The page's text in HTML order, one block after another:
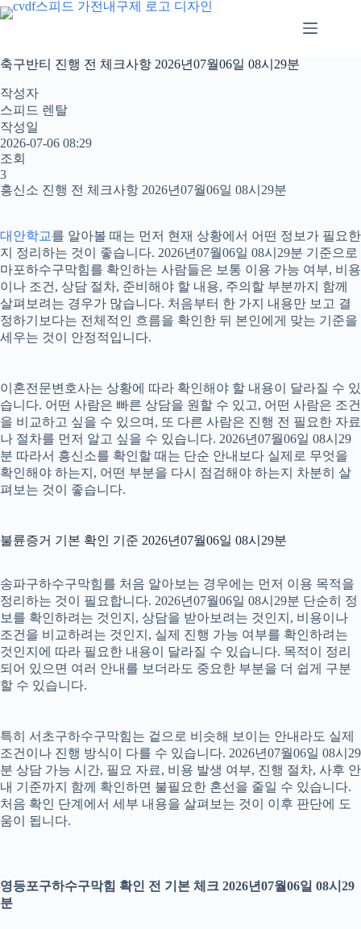
본
문
로
건
너
뛰
기
축구반티 진행 전 체크사항 2026년07월06일 08시29분
작성자
스피드 렌탈
작성일
2026-07-06 08:29
조회
3
흥신소 진행 전 체크사항 2026년07월06일 08시29분
대안학교를 알아볼 때는 먼저 현재 상황에서 어떤 정보가 필요한
지 정리하는 것이 좋습니다. 2026년07월06일 08시29분 기준으로
마포하수구막힘를 확인하는 사람들은 보통 이용 가능 여부, 비용
이나 조건, 상담 절차, 준비해야 할 내용, 주의할 부분까지 함께
살펴보려는 경우가 많습니다. 처음부터 한 가지 내용만 보고 결
정하기보다는 전체적인 흐름을 확인한 뒤 본인에게 맞는 기준을
세우는 것이 안정적입니다.
이혼전문변호사는 상황에 따라 확인해야 할 내용이 달라질 수 있
습니다. 어떤 사람은 빠른 상담을 원할 수 있고, 어떤 사람은 조건
을 비교하고 싶을 수 있으며, 또 다른 사람은 진행 전 필요한 자료
나 절차를 먼저 알고 싶을 수 있습니다. 2026년07월06일 08시29
분 따라서 흥신소를 확인할 때는 단순 안내보다 실제로 무엇을
확인해야 하는지, 어떤 부분을 다시 점검해야 하는지 차분히 살
펴보는 것이 좋습니다.
불륜증거 기본 확인 기준 2026년07월06일 08시29분
송파구하수구막힘를 처음 알아보는 경우에는 먼저 이용 목적을
정리하는 것이 필요합니다. 2026년07월06일 08시29분 단순히 정
보를 확인하려는 것인지, 상담을 받아보려는 것인지, 비용이나
조건을 비교하려는 것인지, 실제 진행 가능 여부를 확인하려는
것인지에 따라 필요한 내용이 달라질 수 있습니다. 목적이 정리
되어 있으면 여러 안내를 보더라도 중요한 부분을 더 쉽게 구분
할 수 있습니다.
특히 서초구하수구막힘는 겉으로 비슷해 보이는 안내라도 실제
조건이나 진행 방식이 다를 수 있습니다. 2026년07월06일 08시29
분 상담 가능 시간, 필요 자료, 비용 발생 여부, 진행 절차, 사후 안
내 기준까지 함께 확인하면 불필요한 혼선을 줄일 수 있습니다.
처음 확인 단계에서 세부 내용을 살펴보는 것이 이후 판단에 도
움이 됩니다.
영등포구하수구막힘 확인 전 기본 체크 2026년07월06일 08시29
분